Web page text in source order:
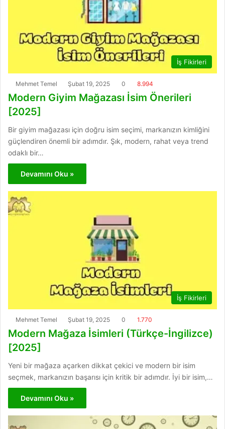
İş Fikirleri
Mehmet Temel Şubat 19, 2025 0 8.994
Modern Giyim Mağazası İsim Önerileri
[2025]
Bir giyim mağazası için doğru isim seçimi, markanızın kimliğini
güçlendiren önemli bir adımdır. Şık, modern, rahat veya trend
odaklı bir…
Devamını Oku »
İş Fikirleri
Mehmet Temel Şubat 19, 2025 0 1.770
Modern Mağaza İsimleri (Türkçe-İngilizce)
[2025]
Yeni bir mağaza açarken dikkat çekici ve modern bir isim
seçmek, markanızın başarısı için kritik bir adımdır. İyi bir isim,…
Devamını Oku »